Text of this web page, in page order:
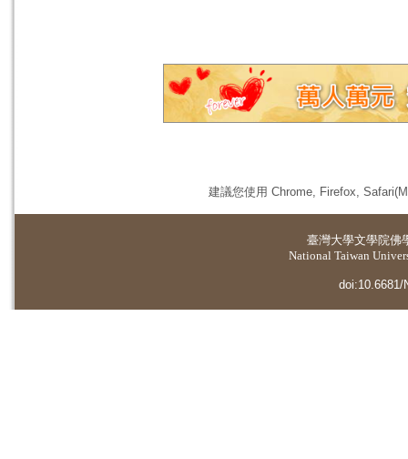
建議您使用 Chrome, Firefox,
臺灣大學文學院佛
National Taiwan
doi:10.6681/